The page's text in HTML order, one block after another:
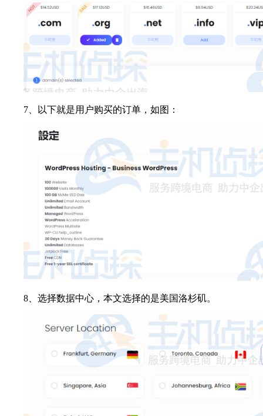
7、以下就是用户购买的订单，如图：
8、选择数据中心，本文选择的是美国洛杉矶。